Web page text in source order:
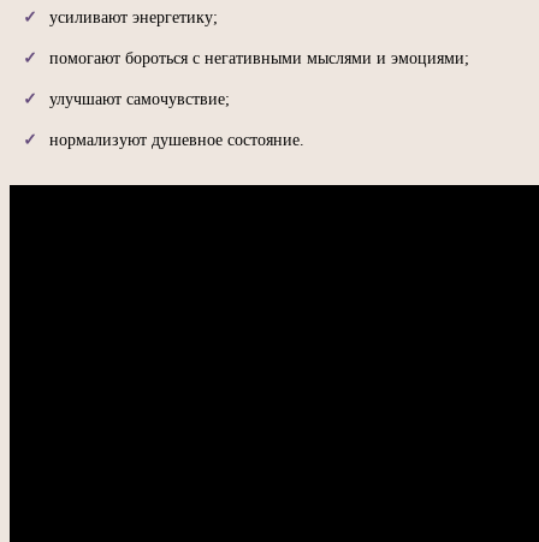
усиливают энергетику;
помогают бороться с негативными мыслями и эмоциями;
улучшают самочувствие;
нормализуют душевное состояние.